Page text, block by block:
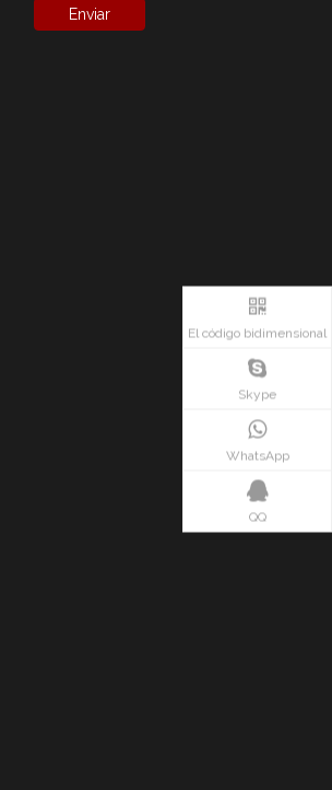
Enviar
El código bidimensional
Skype
WhatsApp
QQ